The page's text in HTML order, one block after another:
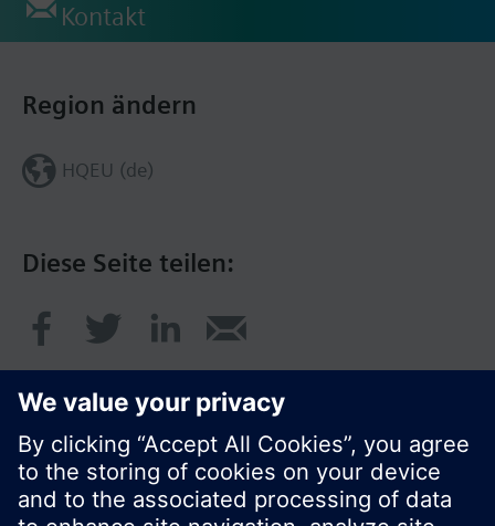
Kontakt
Diese Seite teilen:
Region ändern
HQEU (de)